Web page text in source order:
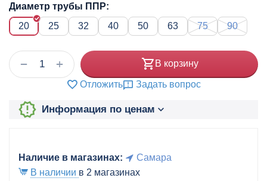
Диаметр трубы ППР:
20
25 32 40 50 63 75 90
+
− В корзину
Отложить Задать вопрос
Информация по ценам
Наличие в магазинах:
Самара
В наличии в 2 магазинах